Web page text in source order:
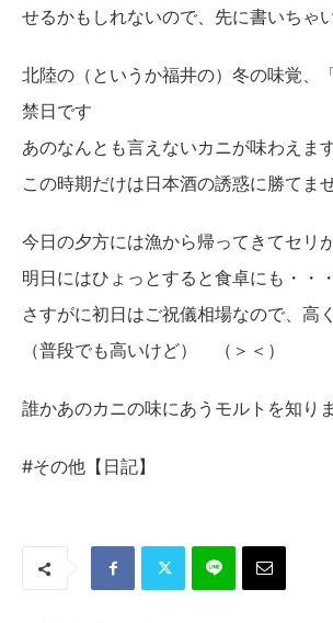
せるかもしれないので、先に書いちゃ
北陸の（というか福井の）冬の味覚、
禁日です
あのなんとも言えないカニが味わえま
この時期だけは日本酒の誘惑に勝てま
今日の夕方には漁から帰ってきてセリ
明日にはひょっとすると食卓にも・・
さすがに初日はご祝儀相場なので、高
（普段でも高いけど） （＞＜）
誰かあのカニの味にあうモルトを知り
#その他【日記】